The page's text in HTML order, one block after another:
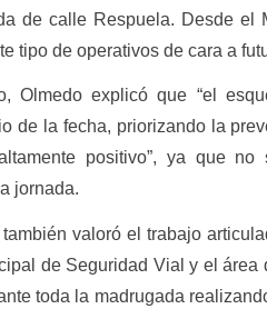
de calle Respuela. Desde el
tipo de operativos de cara a
Olmedo explicó que “el
de la fecha, priorizando la
positivo”, ya que
jornada.
valoró el trabajo
de Seguridad Vial y el área
toda la madrugada